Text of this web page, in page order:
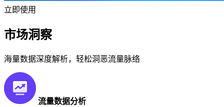
立即使用
市场洞察
海量数据深度解析，轻松洞恶流量脉络
流量数据分析